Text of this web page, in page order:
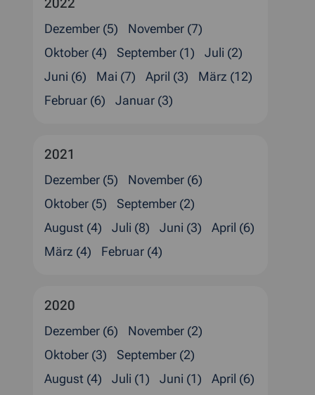
2022
Dezember (5)
November (7)
Oktober (4)
September (1)
Juli (2)
Juni (6)
Mai (7) April (3)
März (12)
Februar (6)
Januar (3)
2021
Dezember (5)
November (6)
Oktober (5)
September (2)
August (4)
Juli (8) Juni (3)
April (6)
März (4)
Februar (4)
2020
Dezember (6)
November (2)
Oktober (3)
September (2)
August (4)
Juli (1) Juni (1)
April (6)